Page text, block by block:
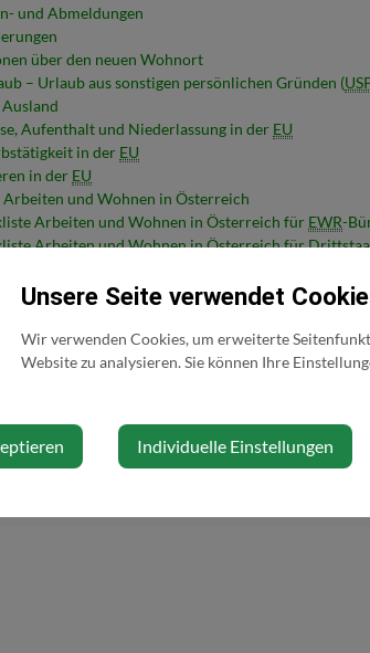
und Abmeldungen
über den neuen Wohnort
– Urlaub aus sonstigen persönlichen Gründen (
Aufenthalt und Niederlassung in der EU
in der EU
in der EU
Arbeiten und Wohnen in Österreich
Arbeiten und Wohnen in Österreich für EWR-
Arbeiten und Wohnen in Österreich für
Thema
12.01.2026
oesterreich.gv.at-Redaktion
Unsere Seite verwendet
Wir verwenden Cookies, um erweiterte
Website zu analysieren. Sie können Ihre
Individuelle Einstellungen